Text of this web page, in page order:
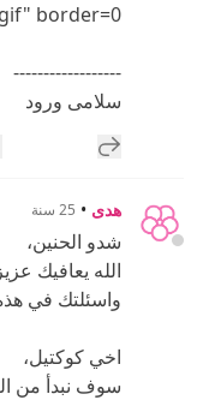
border=0>
------------------
سلامى ورود
إضافة رد جديد
هدى • 25 سنة
شدو الحنين،
الله يعافيك
واسئلتك في
اخي كوكتيل،
سوف نبدأ من